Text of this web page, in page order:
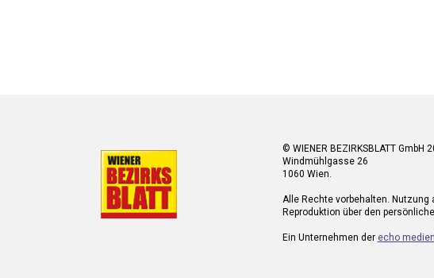
© WIENER BEZIRKSBLATT GmbH
Windmühlgasse 26
1060 Wien.
Alle Rechte vorbehalten. Nutzung
Reproduktion über den
Ein Unternehmen der echo